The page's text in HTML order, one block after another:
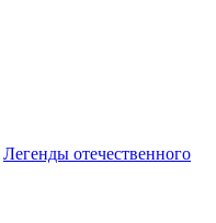
Легенды отечественного